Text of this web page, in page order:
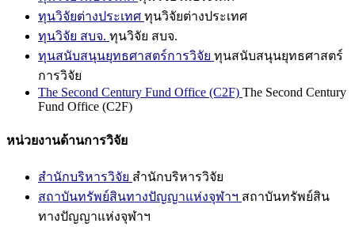
ทุนวิจัยต่างประเทศ ทุนวิจัยต่างประเทศ
ทุนวิจัย สบจ. ทุนวิจัย สบจ.
ทุนสนับสนุนยุทธศาสตร์การวิจัย ทุนสนับสนุนยุทธศาสตร์
การวิจัย
The Second Century Fund Office (C2F) The Second Century
Fund Office (C2F)
หน่วยงานด้านการวิจัย
สำนักบริหารวิจัย สำนักบริหารวิจัย
สถาบันทรัพย์สินทางปัญญาแห่งจุฬาฯ สถาบันทรัพย์สิน
ทางปัญญาแห่งจุฬาฯ